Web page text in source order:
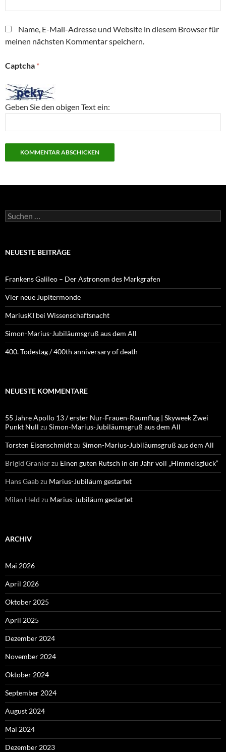
Name, E-Mail-Adresse und Website in diesem Browser für
meinen nächsten Kommentar speichern.
Captcha *
Geben Sie den obigen Text ein:
Suchen
nach:
NEUESTE BEITRÄGE
Frankens Galileo – Der Astronom des Markgrafen
Vier neue Jupitermonde
MariusKI bei Wissenschaftsnacht
Simon-Marius-Jubiläumsgruß aus dem All
400. Todestag / 400th anniversary of death
NEUESTE KOMMENTARE
55 Jahre Apollo 13 / erster Nur-Frauen-Raumflug | Skyweek Zwei
Punkt Null zu Simon-Marius-Jubiläumsgruß aus dem All
Torsten Eisenschmidtzu Simon-Marius-Jubiläumsgruß aus dem All
Brigid Granierzu Einen guten Rutsch in ein Jahr voll „Himmelsglück“
Hans Gaabzu Marius-Jubiläum gestartet
Milan Held zu Marius-Jubiläum gestartet
ARCHIV
Mai 2026
April 2026
Oktober 2025
April 2025
Dezember 2024
November 2024
Oktober 2024
September 2024
August 2024
Mai 2024
Dezember 2023